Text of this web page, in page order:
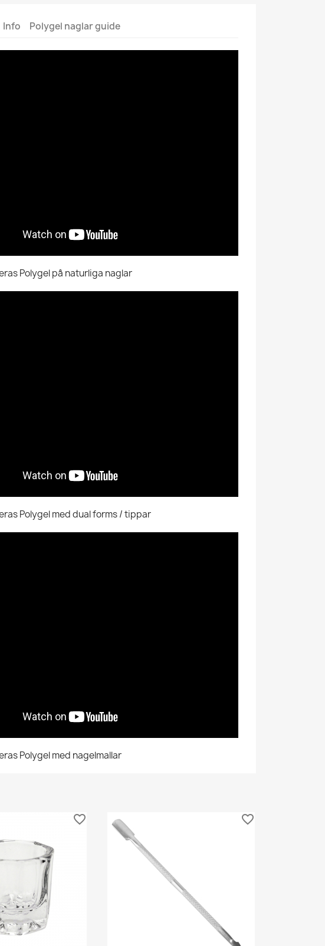
Info Polygel naglar guide
Polygel på naturliga naglar
Polygel med dual forms / tippar
Polygel med nagelmallar
favorite_border favorite_border